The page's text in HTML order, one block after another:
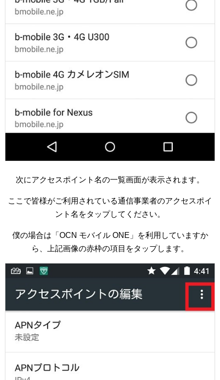
次にアクセスポイント名の一覧画面が表示されます。
ここで皆様がご利用されている通信事業者のアクセスポイ
ント名をタップしてください。
僕の場合は「OCN モバイル ONE」を利用していますか
ら、上記画像の赤枠の項目をタップします。